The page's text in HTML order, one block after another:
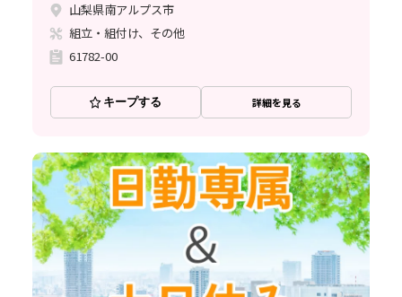
山梨県南アルプス市
組立・組付け、その他
61782-00
キープする 詳細を見る